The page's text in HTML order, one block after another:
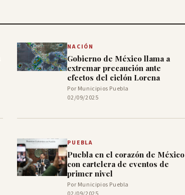
NACIÓN
Gobierno de México llama a
extremar precaución ante
efectos del ciclón Lorena
Por Municipios Puebla
02/09/2025
PUEBLA
Puebla en el corazón de México
con cartelera de eventos de
primer nivel
Por Municipios Puebla